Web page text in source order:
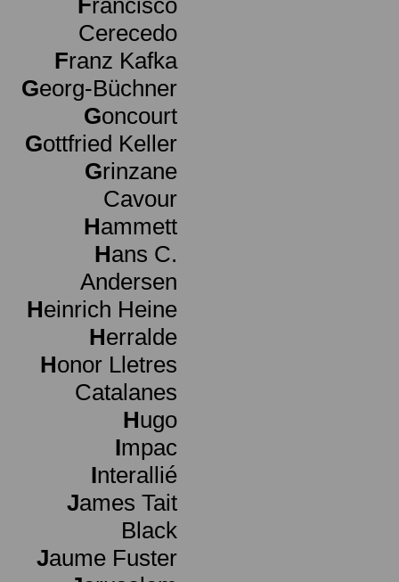
Francisco
Cerecedo
Franz Kafka
Georg-Büchner
Goncourt
Gottfried Keller
Grinzane
Cavour
Hammett
Hans C.
Andersen
Heinrich Heine
Herralde
Honor Lletres
Catalanes
Hugo
Impac
Interallié
James Tait
Black
Jaume Fuster